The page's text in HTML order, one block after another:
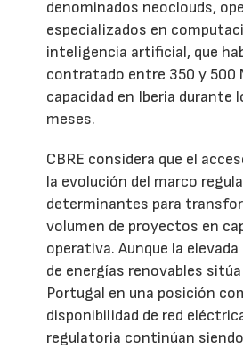
denominados neoclouds,
especializados en
inteligencia artificial, que
contratado entre 350 y 500
capacidad en Iberia durante
meses.
CBRE considera que el
la evolución del marco
determinantes para
volumen de proyectos en
operativa. Aunque la
de energías renovables
Portugal en una posición
disponibilidad de red
regulatoria continúan